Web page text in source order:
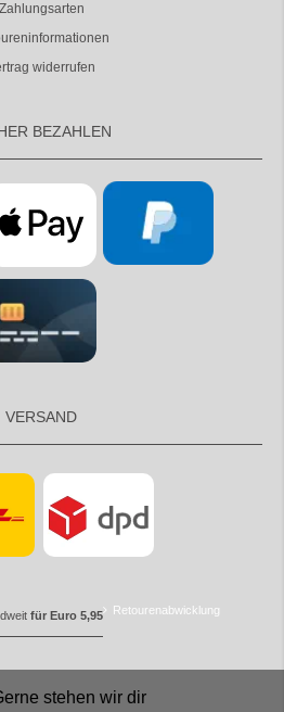
Zahlungsarten
widerrufen
BEZAHLEN
VERSAND
für Euro 5,95 Retourenabwicklung
stehen wir dir